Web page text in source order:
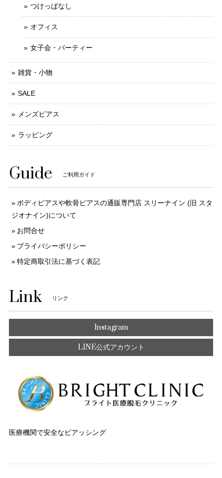
つけっぱなし
オフィス
女子会・パーティー
雑貨・小物
SALE
メンズピアス
ラッピング
Guide ご利用ガイド
ボディピアスや軟骨ピアスの通販専門店 スリーナイン (旧 スタ
ジオナイン)について
お問合せ
プライバシーポリシー
特定商取引法に基づく表記
Link リンク
Instagram
LINE公式アカウント
医療機関で安全なピアッシング